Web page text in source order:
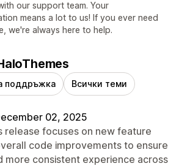
our support team. Your
means a lot to us! If you ever need
we're always here to help.
поддръжка Всички теми
02, 2025
release focuses on new feature
code improvements to ensure
more consistent experience across